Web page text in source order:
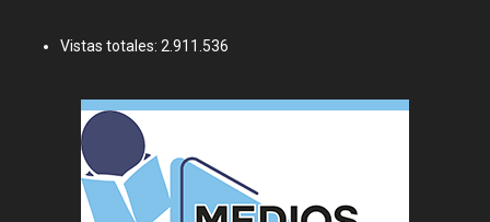
Vistas totales: 2.911.536